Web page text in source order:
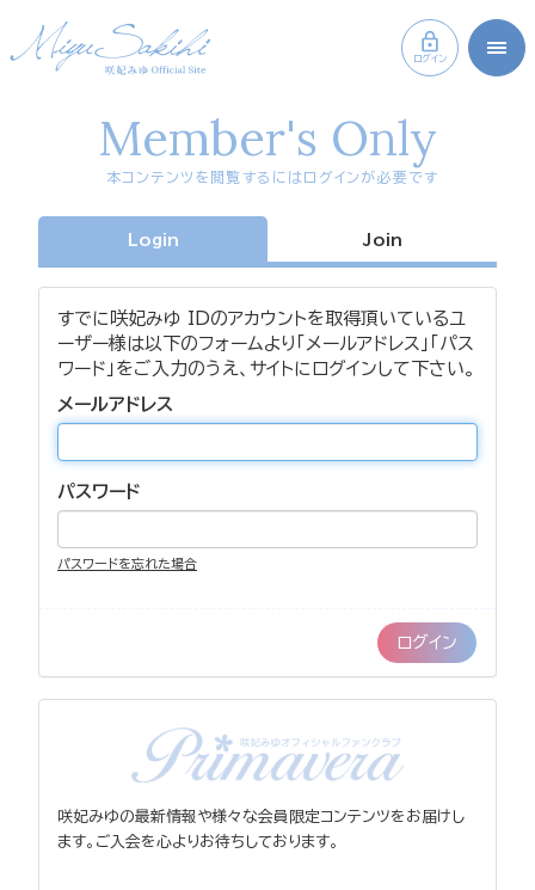
ログイン
Member's Only
本コンテンツを閲覧するにはログインが必要です
Login Join
すでに咲妃みゆ IDのアカウントを取得頂いているユ
ーザー様は以下のフォームより「メールアドレス」「パス
ワード」をご入力のうえ、サイトにログインして下さい。
メールアドレス
パスワード
パスワードを忘れた場合
咲妃みゆの最新情報や様々な会員限定コンテンツをお届けし
ます。ご入会を心よりお待ちしております。